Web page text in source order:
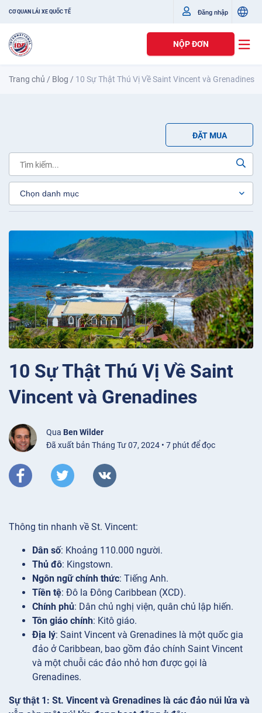
CƠ QUAN LÁI XE QUỐC TẾ Đăng nhập
NỘP ĐƠN
Trang chủ / Blog / 10 Sự Thật Thú Vị Về Saint Vincent và Grenadines
ĐẶT MUA
10 Sự Thật Thú Vị Về Saint
Vincent và Grenadines
Qua Ben Wilder
Đã xuất bản Tháng Tư 07, 2024 • 7 phút để đọc
Thông tin nhanh về St. Vincent:
Dân số: Khoảng 110.000 người.
Thủ đô: Kingstown.
Ngôn ngữ chính thức: Tiếng Anh.
Tiền tệ: Đô la Đông Caribbean (XCD).
Chính phủ: Dân chủ nghị viện, quân chủ lập hiến.
Tôn giáo chính: Kitô giáo.
Địa lý: Saint Vincent và Grenadines là một quốc gia
đảo ở Caribbean, bao gồm đảo chính Saint Vincent
và một chuỗi các đảo nhỏ hơn được gọi là
Grenadines.
Sự thật 1: St. Vincent và Grenadines là các đảo núi lửa và